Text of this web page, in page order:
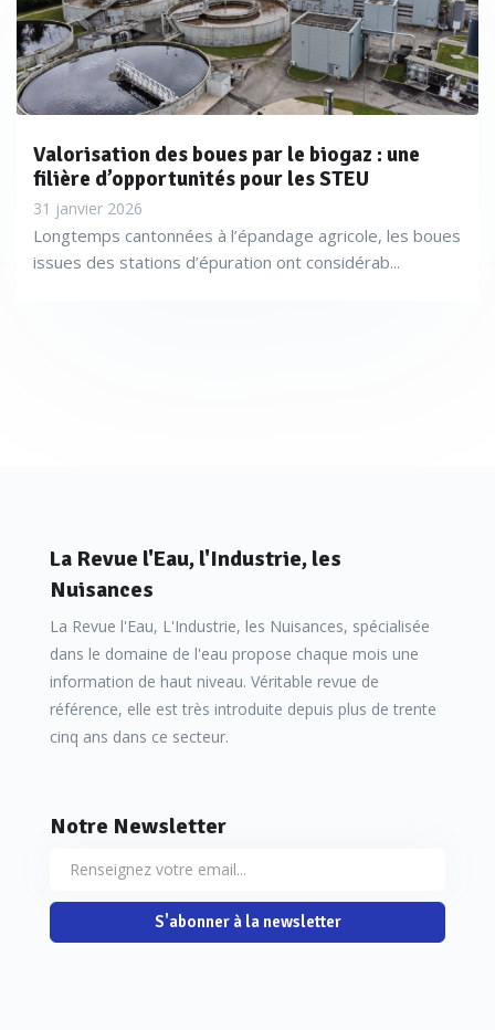
Valorisation des boues par le biogaz : une
filière d’opportunités pour les STEU
31 janvier 2026
Longtemps cantonnées à l’épandage agricole, les boues
issues des stations d’épuration ont considérab...
La Revue l'Eau, l'Industrie, les
Nuisances
La Revue l'Eau, L'Industrie, les Nuisances, spécialisée
dans le domaine de l'eau propose chaque mois une
information de haut niveau. Véritable revue de
référence, elle est très introduite depuis plus de trente
cinq ans dans ce secteur.
Notre Newsletter
S'abonner à la newsletter